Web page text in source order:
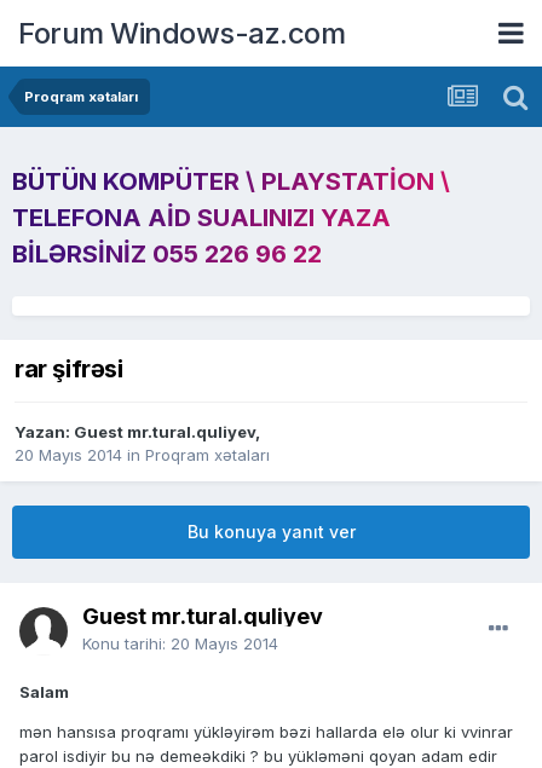
Forum Windows-az.com
Proqram xətaları
BÜTÜN KOMPÜTER \ PLAYSTATION \
TELEFONA AID SUALINIZI YAZA
BILƏRSINIZ 055 226 96 22
rar şifrəsi
Yazan: Guest mr.tural.quliyev,
20 Mayıs 2014 in Proqram xətaları
Bu konuya yanıt ver
Guest mr.tural.quliyev
Konu tarihi: 20 Mayıs 2014
Salam
mən hansısa proqramı yükləyirəm bəzi hallarda elə olur ki vvinrar
parol isdiyir bu nə demeəkdiki ? bu yükləməni qoyan adam edir